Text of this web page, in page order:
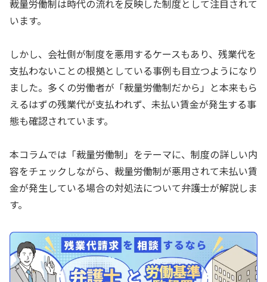
裁量労働制は時代の流れを反映した制度として注目されて
います。
しかし、会社側が制度を悪用するケースもあり、残業代を
支払わないことの根拠としている事例も目立つようになり
ました。多くの労働者が「裁量労働制だから」と本来もら
えるはずの残業代が支払われず、未払い賃金が発生する事
態も確認されています。
本コラムでは「裁量労働制」をテーマに、制度の詳しい内
容をチェックしながら、裁量労働制が悪用されて未払い賃
金が発生している場合の対処法について弁護士が解説しま
す。